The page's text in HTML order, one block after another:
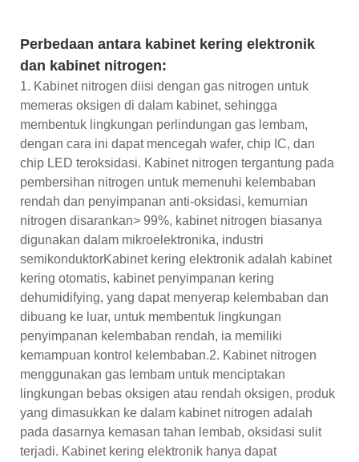
Perbedaan antara kabinet kering elektronik
dan kabinet nitrogen:
1. Kabinet nitrogen diisi dengan gas nitrogen untuk
memeras oksigen di dalam kabinet, sehingga
membentuk lingkungan perlindungan gas lembam,
dengan cara ini dapat mencegah wafer, chip IC, dan
chip LED teroksidasi. Kabinet nitrogen tergantung pada
pembersihan nitrogen untuk memenuhi kelembaban
rendah dan penyimpanan anti-oksidasi, kemurnian
nitrogen disarankan> 99%, kabinet nitrogen biasanya
digunakan dalam mikroelektronika, industri
semikonduktorKabinet kering elektronik adalah kabinet
kering otomatis, kabinet penyimpanan kering
dehumidifying, yang dapat menyerap kelembaban dan
dibuang ke luar, untuk membentuk lingkungan
penyimpanan kelembaban rendah, ia memiliki
kemampuan kontrol kelembaban.2. Kabinet nitrogen
menggunakan gas lembam untuk menciptakan
lingkungan bebas oksigen atau rendah oksigen, produk
yang dimasukkan ke dalam kabinet nitrogen adalah
pada dasarnya kemasan tahan lembab, oksidasi sulit
terjadi. Kabinet kering elektronik hanya dapat